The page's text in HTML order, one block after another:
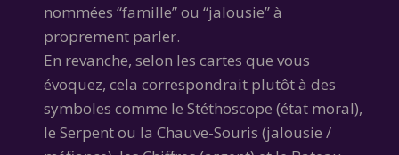
nommées “famille” ou “jalousie” à
proprement parler.
En revanche, selon les cartes que vous
évoquez, cela correspondrait plutôt à des
symboles comme le Stéthoscope (état moral),
le Serpent ou la Chauve-Souris (jalousie /